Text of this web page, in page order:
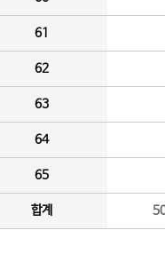
61
62
63
64
65
합계